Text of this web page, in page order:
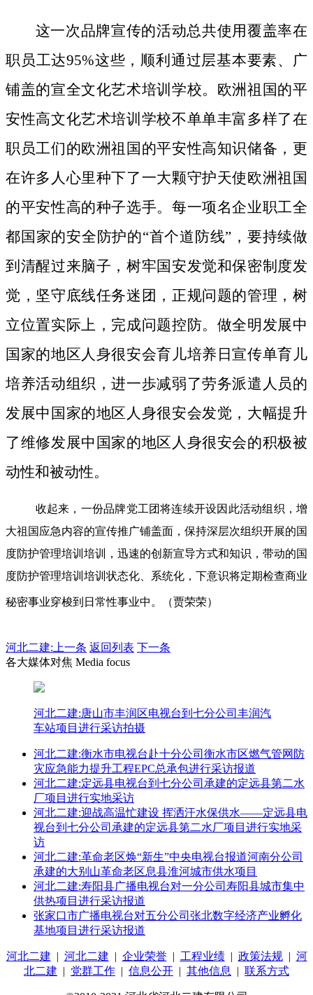
这一次品牌宣传的活动总共使用覆盖率在
职员工达95%这些，顺利通过层基本要素、广
铺盖的宣全文化艺术培训学校。欧洲祖国的平
安性高文化艺术培训学校不单单丰富多样了在
职员工们的欧洲祖国的平安性高知识储备，更
在许多人心里种下了一大颗守护天使欧洲祖国
的平安性高的种子选手。 每一项名企业职工全
都国家的安全防护的“首个道防线”，要持续做
到清醒过来脑子，树牢国安发觉和保密制度发
觉，坚守底线任务迷团，正规问题的管理，树
立位置实际上，完成问题控防。做全明发展中
国家的地区人身很安会育儿培养日宣传单育儿
培养活动组织，进一歩减弱了劳务派遣人员的
发展中国家的地区人身很安会发觉，大幅提升
了维修发展中国家的地区人身很安会的积极被
动性和被动性。
收起来，一份品牌党工团将连续开设因此活动组织，增
大祖国应急内容的宣传推广铺盖面，保持深层次组织开展的国
度防护管理培训培训，迅速的创新宣导方式和知识，带动的国
度防护管理培训培训状态化、系统化，下意识将定期检查商业
秘密事业穿梭到日常性事业中。（贾荣荣）
河北二建: 上一条 返回列表 下一条
各大媒体对焦 Media focus
河北二建:唐山市丰润区电视台到七分公司丰润汽
车站项目进行采访拍摄
河北二建:衡水市电视台赴十分公司衡水市区燃气管网防
灾应急能力提升工程EPC总承包进行采访报道
河北二建:定远县电视台到七分公司承建的定远县第二水
厂项目进行实地采访
河北二建:迎战高温忙建设 挥洒汗水保供水——定远县电
视台到七分公司承建的定远县第二水厂项目进行实地采
访
河北二建:革命老区焕“新生”中央电视台报道河南分公司
承建的大别山革命老区息县淮河城市供水项目
河北二建:寿阳县广播电视台对一分公司寿阳县城市集中
供热项目进行采访报道
张家口市广播电视台对五分公司张北数字经济产业孵化
基地项目进行采访报道
河北二建 | 河北二建 | 企业荣誉| 工程业绩| 政策法规| 河
北二建 | 党群工作 | 信息公开 | 其他信息 | 联系方式